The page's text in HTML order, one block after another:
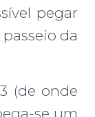
pegar
da
(de onde
se um